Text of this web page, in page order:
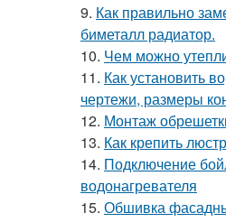
9. Как правильно
биметалл радиатор.
10. Чем можно
11. Как установить
чертежи, размеры
12. Монтаж
13. Как крепить
14. Подключение
водонагревателя
15. Обшивка